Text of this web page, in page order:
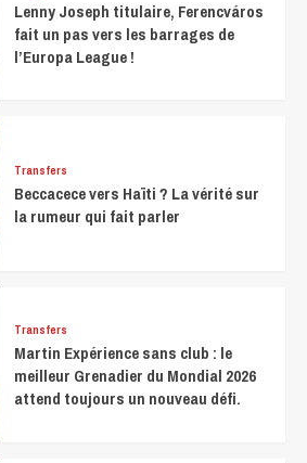
Lenny Joseph titulaire, Ferencváros
fait un pas vers les barrages de
l’Europa League !
Transfers
Beccacece vers Haïti ? La vérité sur
la rumeur qui fait parler
Transfers
Martin Expérience sans club : le
meilleur Grenadier du Mondial 2026
attend toujours un nouveau défi.